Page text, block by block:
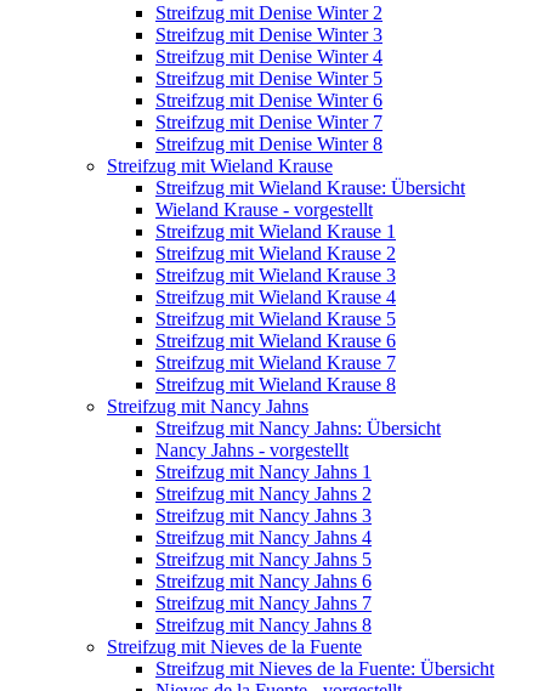
Streifzug mit Denise Winter 2
Streifzug mit Denise Winter 3
Streifzug mit Denise Winter 4
Streifzug mit Denise Winter 5
Streifzug mit Denise Winter 6
Streifzug mit Denise Winter 7
Streifzug mit Denise Winter 8
Streifzug mit Wieland Krause
Streifzug mit Wieland Krause: Übersicht
Wieland Krause - vorgestellt
Streifzug mit Wieland Krause 1
Streifzug mit Wieland Krause 2
Streifzug mit Wieland Krause 3
Streifzug mit Wieland Krause 4
Streifzug mit Wieland Krause 5
Streifzug mit Wieland Krause 6
Streifzug mit Wieland Krause 7
Streifzug mit Wieland Krause 8
Streifzug mit Nancy Jahns
Streifzug mit Nancy Jahns: Übersicht
Nancy Jahns - vorgestellt
Streifzug mit Nancy Jahns 1
Streifzug mit Nancy Jahns 2
Streifzug mit Nancy Jahns 3
Streifzug mit Nancy Jahns 4
Streifzug mit Nancy Jahns 5
Streifzug mit Nancy Jahns 6
Streifzug mit Nancy Jahns 7
Streifzug mit Nancy Jahns 8
Streifzug mit Nieves de la Fuente
Streifzug mit Nieves de la Fuente: Übersicht